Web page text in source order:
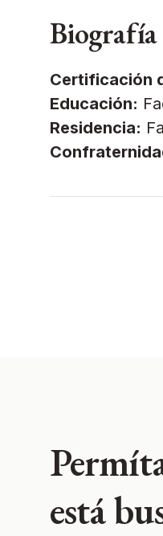
Biografía
Certificación
Educación:
Residencia:
está